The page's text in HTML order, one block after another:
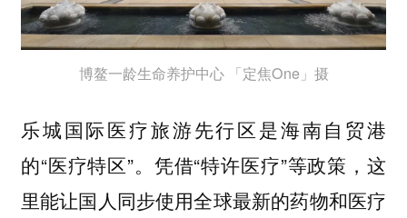
博鳌一龄生命养护中心 「定焦One」摄
乐城国际医疗旅游先行区是海南自贸港
的“医疗特区”。凭借“特许医疗”等政策，这
里能让国人同步使用全球最新的药物和医疗